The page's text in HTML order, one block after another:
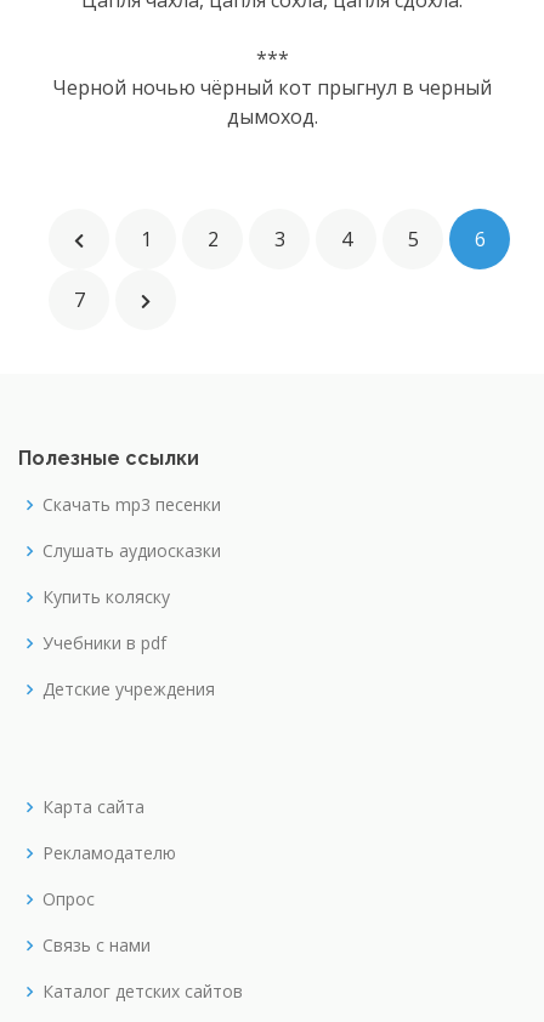
***
Черной ночью чёрный кот прыгнул в черный
дымоход.
1 2 3 4 5 6
7
Полезные ссылки
Скачать mp3 песенки
Слушать аудиосказки
Купить коляску
Учебники в pdf
Детские учреждения
Карта сайта
Рекламодателю
Опрос
Связь с нами
Каталог детских сайтов